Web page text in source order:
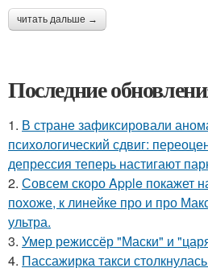
читать дальше →
Последние
1. В стране зафиксировали
психологический сдвиг:
депрессия теперь настигают
2. Совсем скоро Apple покажет
похоже, к линейке про и про
ультра.
3. Умер режиссёр "Маски" и
4. Пассажирка такси